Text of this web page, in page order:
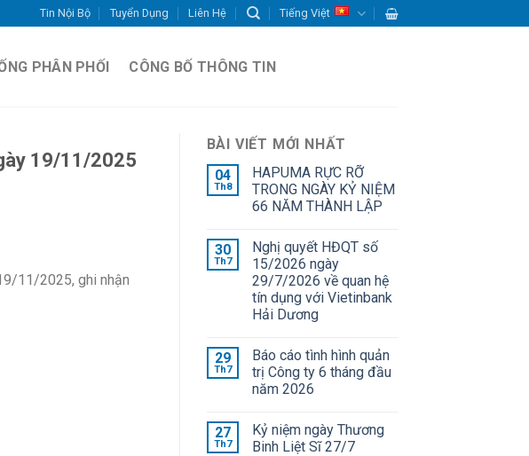
Tin Nội Bộ Tuyển Dụng Liên Hệ Tiếng Việt
PHÂN PHỐI CÔNG BỐ THÔNG TIN
19/11/2025
11/2025, ghi nhận
BÀI VIẾT MỚI NHẤT
04
Th8
HAPUMA RỰC RỠ
TRONG NGÀY KỶ NIỆM
66 NĂM THÀNH LẬP
30
Th7
Nghị quyết HĐQT số
15/2026 ngày
29/7/2026 về quan hệ
tín dụng với Vietinbank
Hải Dương
29
Th7
Báo cáo tình hình quản
trị Công ty 6 tháng đầu
năm 2026
27
Th7
Kỷ niệm ngày Thương
Binh Liệt Sĩ 27/7